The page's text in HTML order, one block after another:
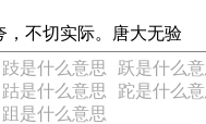
，不切实际。唐大无验
跂是什么意思 跃是什么
跍是什么意思 跎是什么
跙是什么意思